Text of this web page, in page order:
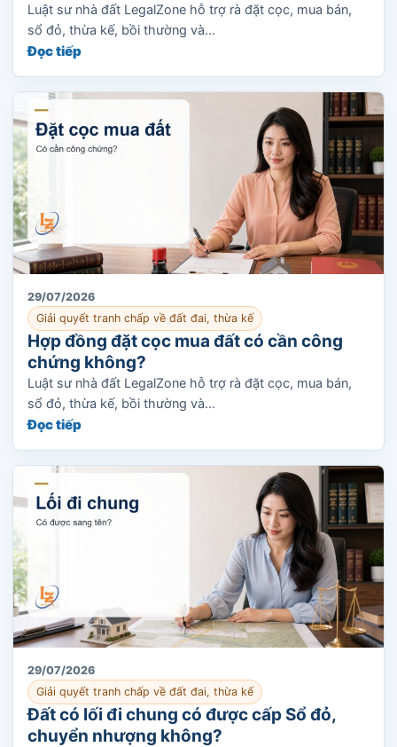
Luật sư nhà đất LegalZone hỗ trợ rà đặt cọc, mua bán,
sổ đỏ, thừa kế, bồi thường và...
Đọc tiếp
29/07/2026
Giải quyết tranh chấp về đất đai, thừa kế
Hợp đồng đặt cọc mua đất có cần công
chứng không?
Luật sư nhà đất LegalZone hỗ trợ rà đặt cọc, mua bán,
sổ đỏ, thừa kế, bồi thường và...
Đọc tiếp
29/07/2026
Giải quyết tranh chấp về đất đai, thừa kế
Đất có lối đi chung có được cấp Sổ đỏ,
chuyển nhượng không?